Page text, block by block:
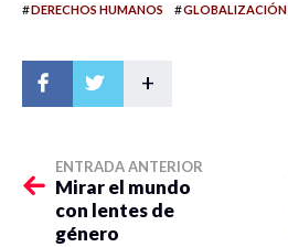
#DERECHOS HUMANOS #GLOBALIZACIÓN
+
ENTRADA ANTERIOR
Mirar el mundo
con lentes de
género